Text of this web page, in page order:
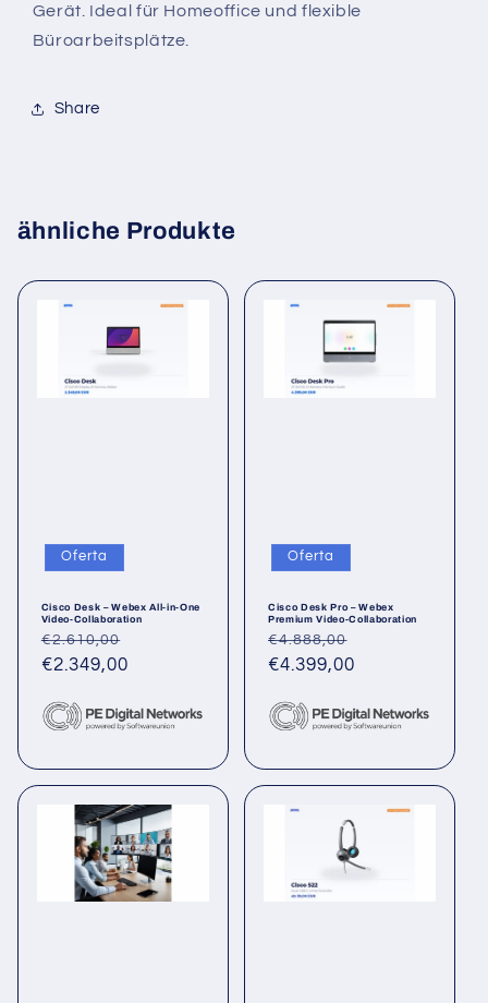
Gerät. Ideal für Homeoffice und flexible
Büroarbeitsplätze.
Share
ähnliche Produkte
Cisco Desk – Webex All-in-One
Video-Collaboration
Precio
habitual
€2.610,00
€2.349,00
Oferta
Cisco Desk Pro – Webex
Premium Video-Collaboration
Precio
habitual
€4.888,00
€4.399,00
Oferta